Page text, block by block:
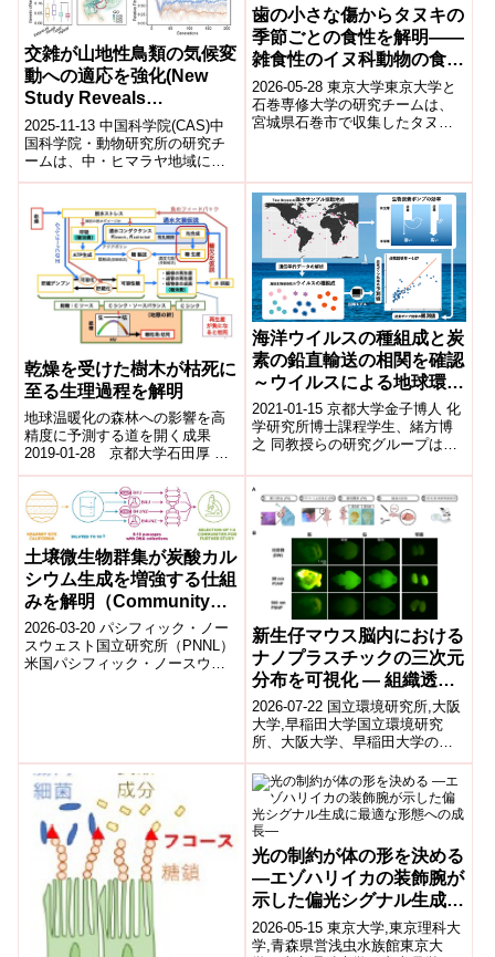
交雑が山地性鳥類の気候変
動への適応を強化(New
Study Reveals
Hybridization Enhances
Montane Birds
Adaptation to Climate
Change)
2025-11-13 中国科学院(CAS)中
国科学院・動物研究所の研究チ
ームは、中・ヒマラヤ地域に分
布する近縁鳥類3種(Alcippe
歯の小さな傷からタヌキの
季節ごとの食性を解明――
雑食性のイヌ科動物の食性
復元から、化石種の古生態
解明へ――
2026-05-28 東京大学東京大学と
石巻専修大学の研究チームは、
宮城県石巻市で収集したタヌキ
乾燥を受けた樹木が枯死に
至る生理過程を解明
地球温暖化の森林への影響を高
精度に予測する道を開く成果
2019-01-28 京都大学石田厚 生
態学研究センター教授、甲野裕
理 理学研究科修士課程学生(現・
株式会...
海洋ウイルスの種組成と炭
素の鉛直輸送の相関を確認
～ウイルスによる地球環境
の制御を示唆～
2021-01-15 京都大学金子博人 化
学研究所博士課程学生、緒方博
之 同教授らの研究グループは、
直輸送効率を、ウイルスの種組
成か...
土壌微生物群集が炭酸カル
シウム生成を増強する仕組
みを解明（Community
Dynamics Drive Calcium
Carbonate Production in
an Enriched Consortium
2026-03-20 パシフィック・ノー
スウェスト国立研究所（PNNL）
米国パシフィック・ノースウェ
新生仔マウス脳内における
ナノプラスチックの三次元
分布を可視化 — 組織透明
化とライトシート顕微鏡を
組み合わせ、粒径依存的な
脳内分布を解明 —
2026-07-22 国立環境研究所,大阪
大学,早稲田大学国立環境研究
所、大阪大学、早稲田大学の共
同研究チームは、組織透明化技
術（SeeDB2G）とライトシー
ト...
光の制約が体の形を決める
―エゾハリイカの装飾腕が
示した偏光シグナル生成に
最適な形態への成長―
2026-05-15 東京大学,東京理科大
学,青森県営浅虫水族館東京大